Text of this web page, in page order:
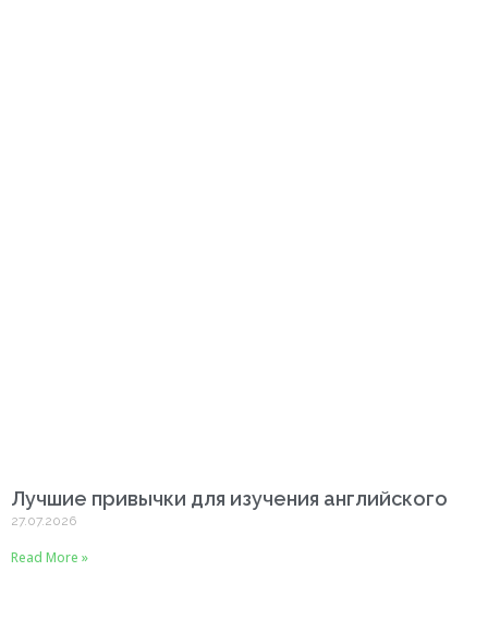
Лучшие привычки для изучения английского
27.07.2026
Read More »